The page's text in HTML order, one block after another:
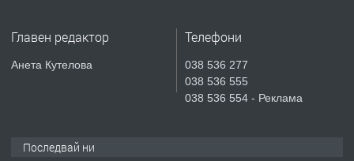
НАПЪЛНО ОБЗАВЕДЕН И
Главен редактор
Анета Кутелова
Телефони
038 536 277
038 536 555
038 536 554 - Реклама
Последвай ни